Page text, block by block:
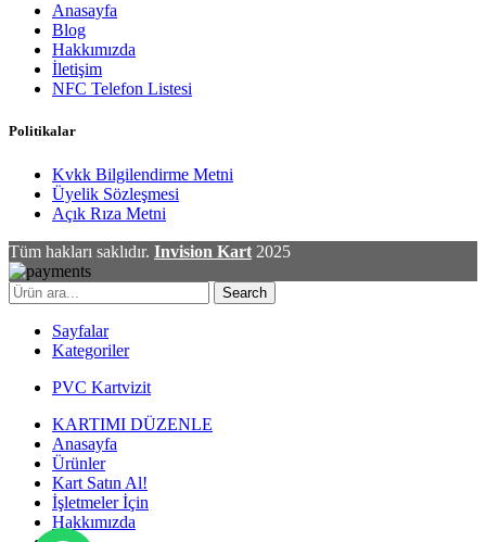
Anasayfa
Blog
Hakkımızda
İletişim
NFC Telefon Listesi
Politikalar
Kvkk Bilgilendirme Metni
Üyelik Sözleşmesi
Açık Rıza Metni
Tüm hakları saklıdır. Invision Kart 2025
Search
Sayfalar
Kategoriler
PVC Kartvizit
KARTIMI DÜZENLE
Anasayfa
Ürünler
Kart Satın Al!
İşletmeler İçin
Hakkımızda